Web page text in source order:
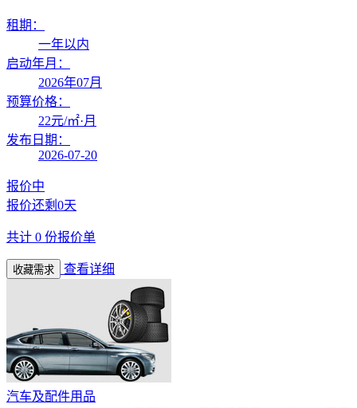
租期：
一年以内
启动年月：
2026年07月
预算价格：
22元/㎡·月
发布日期：
2026-07-20
报价中
报价还剩0天
共计 0 份报价单
收藏需求 查看详细
汽车及配件用品